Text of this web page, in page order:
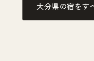
大分県の宿をす